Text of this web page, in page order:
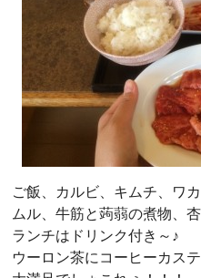
ご飯、カルビ、キムチ、ワ
ムル、牛筋と蒟蒻の煮物、杏
ランチはドリンク付き～♪
ウーロン茶にコーヒーカス